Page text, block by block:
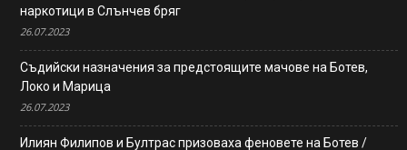
наркотици в Слънчев бряг
26.07.2023
Съдийски назначения за предстоящите мачове на Ботев,
Локо и Марица
26.07.2023
Илиян Филипов и Бултрас призоваха феновете на Ботев /